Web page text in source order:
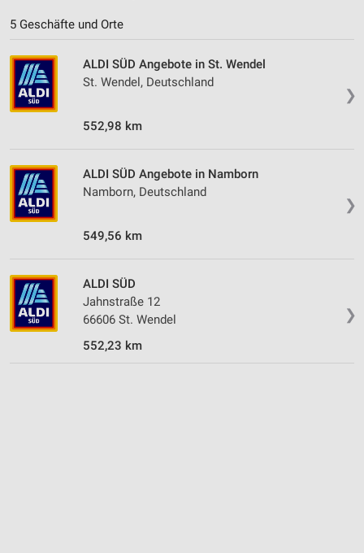
5 Geschäfte und Orte
❯
ALDI SÜD Angebote in St. Wendel
St. Wendel, Deutschland
552,98 km
❯
ALDI SÜD Angebote in Namborn
Namborn, Deutschland
549,56 km
❯
ALDI SÜD
Jahnstraße 12
66606 St. Wendel
552,23 km